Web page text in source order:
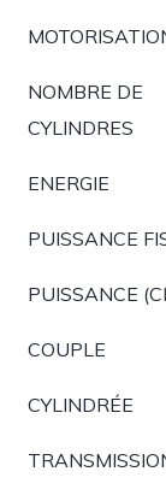
NOMBRE DE
CYLINDRES
ENERGIE
PUISSANCE
PUISSANCE
COUPLE
CYLINDRÉE